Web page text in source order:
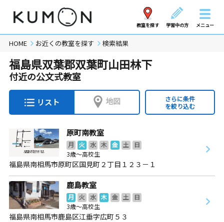
教室を探す 学習中の方 メニュー
HOME お近くの教室を探す 検索結果
福島県双葉郡双葉町山田林下
付近の公文式教室
リスト 地図
さらに条件
を絞り込む
原町南教室
月 火 水 木 金 土
日
3歳～高校生
福島県南相馬市原町区国見町２丁目１２３－１
鹿島教室
月 火 水 木 金 土
日
3歳～高校生
福島県南相馬市鹿島区江垂字広町５３